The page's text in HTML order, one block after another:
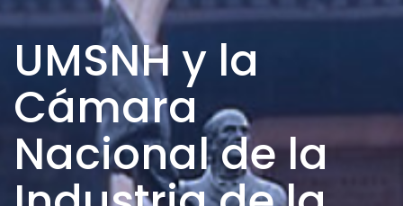
UMSNH y la
Cámara
Nacional de la